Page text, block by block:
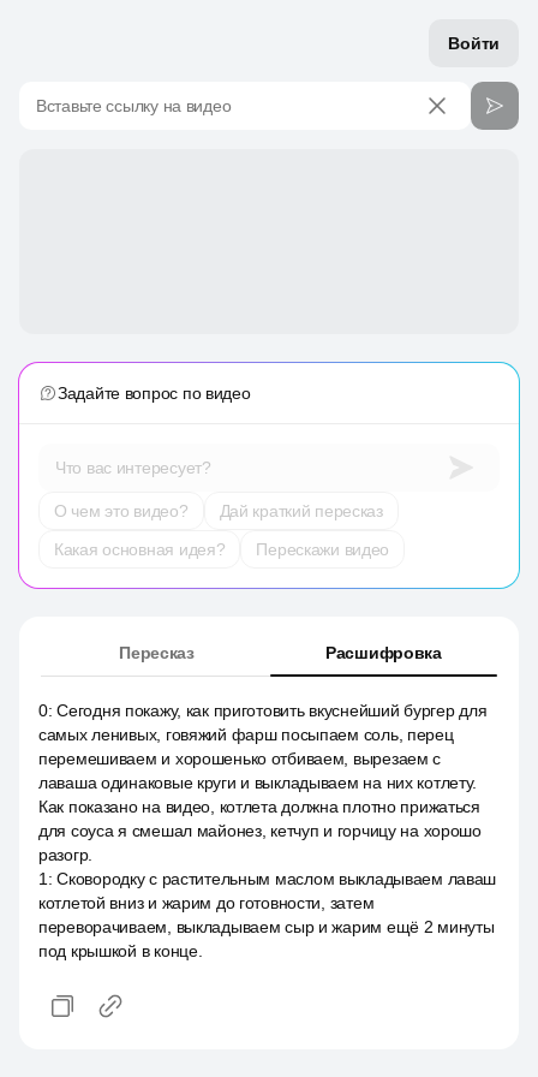
Войти
Вставьте ссылку на видео
Задайте вопрос по видео
Что вас интересует?
О чем это видео?
Дай краткий пересказ
Какая основная идея?
Перескажи видео
Пересказ Расшифровка
0:Сегодня покажу, как приготовить вкуснейший бургер для
самых ленивых, говяжий фарш посыпаем соль, перец
перемешиваем и хорошенько отбиваем, вырезаем с
лаваша одинаковые круги и выкладываем на них котлету.
Как показано на видео, котлета должна плотно прижаться
для соуса я смешал майонез, кетчуп и горчицу на хорошо
разогр.
1 :Сковородку с растительным маслом выкладываем лаваш
котлетой вниз и жарим до готовности, затем
переворачиваем, выкладываем сыр и жарим ещё 2 минуты
под крышкой в конце.